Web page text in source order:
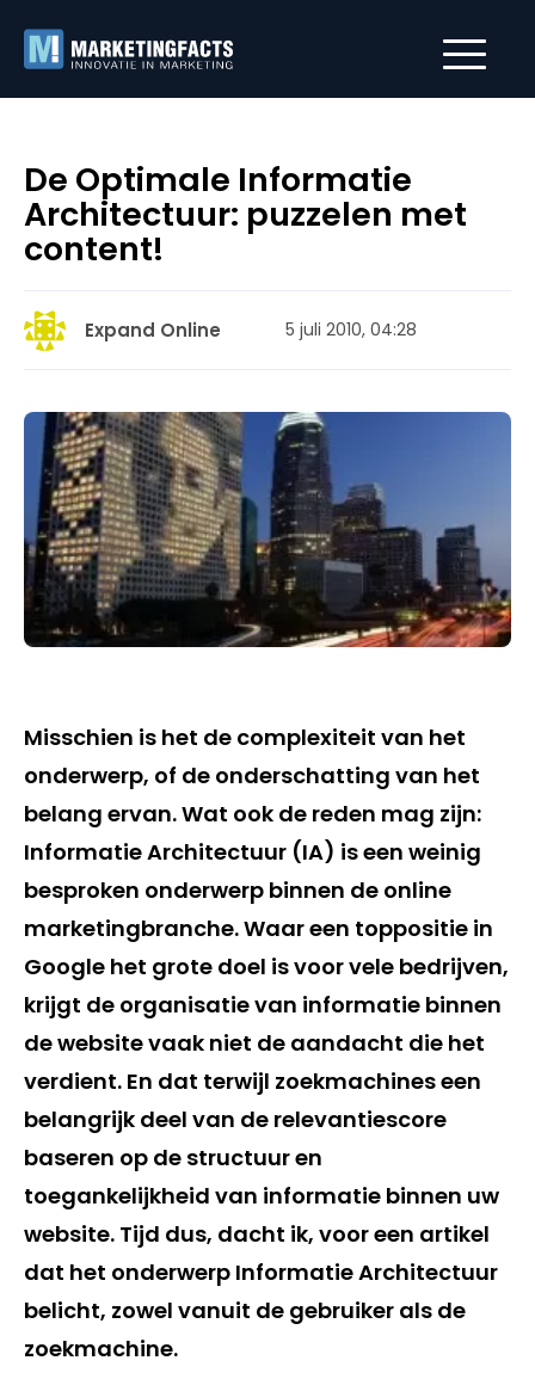
De Optimale Informatie
Architectuur: puzzelen met
content!
Expand Online 5 juli 2010, 04:28
Misschien is het de complexiteit van het
onderwerp, of de onderschatting van het
belang ervan. Wat ook de reden mag zijn:
Informatie Architectuur (IA) is een weinig
besproken onderwerp binnen de online
marketingbranche. Waar een toppositie in
Google het grote doel is voor vele bedrijven,
krijgt de organisatie van informatie binnen
de website vaak niet de aandacht die het
verdient. En dat terwijl zoekmachines een
belangrijk deel van de relevantiescore
baseren op de structuur en
toegankelijkheid van informatie binnen uw
website. Tijd dus, dacht ik, voor een artikel
dat het onderwerp Informatie Architectuur
belicht, zowel vanuit de gebruiker als de
zoekmachine.